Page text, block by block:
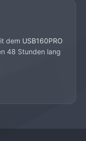
dem USB160PRO
48 Stunden lang